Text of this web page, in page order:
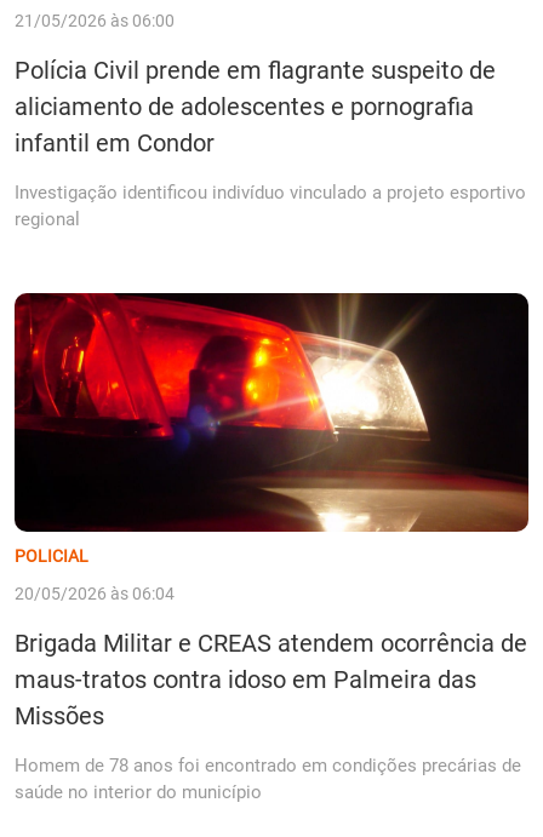
21/05/2026 às 06:00
Polícia Civil prende em flagrante suspeito de
aliciamento de adolescentes e pornografia
infantil em Condor
Investigação identificou indivíduo vinculado a projeto esportivo
regional
POLICIAL
20/05/2026 às 06:04
Brigada Militar e CREAS atendem ocorrência de
maus-tratos contra idoso em Palmeira das
Missões
Homem de 78 anos foi encontrado em condições precárias de
saúde no interior do município